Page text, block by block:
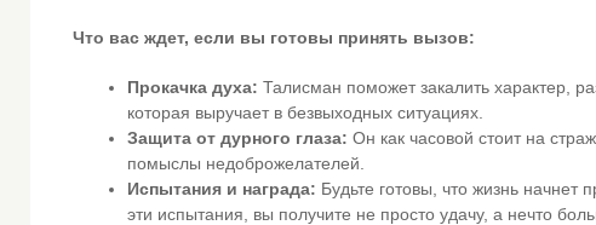
Что вас ждет, если вы готовы принять вызов:
Прокачка духа: Талисман поможет закалить характер,
которая выручает в безвыходных ситуациях.
Защита от дурного глаза: Он как часовой стоит на
помыслы недоброжелателей.
Испытания и награда: Будьте готовы, что жизнь начнет
эти испытания, вы получите не просто удачу, а нечто